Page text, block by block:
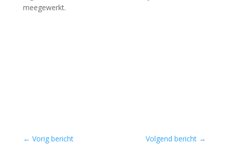
meegewerkt.
← Vorig bericht Volgend bericht →